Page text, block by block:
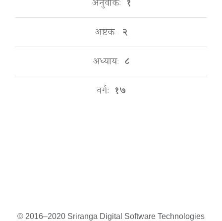
अनुवाकः १
अष्टकः २
अध्यायः ८
वर्गः १७
© 2016–2020 Sriranga Digital Software Technologies